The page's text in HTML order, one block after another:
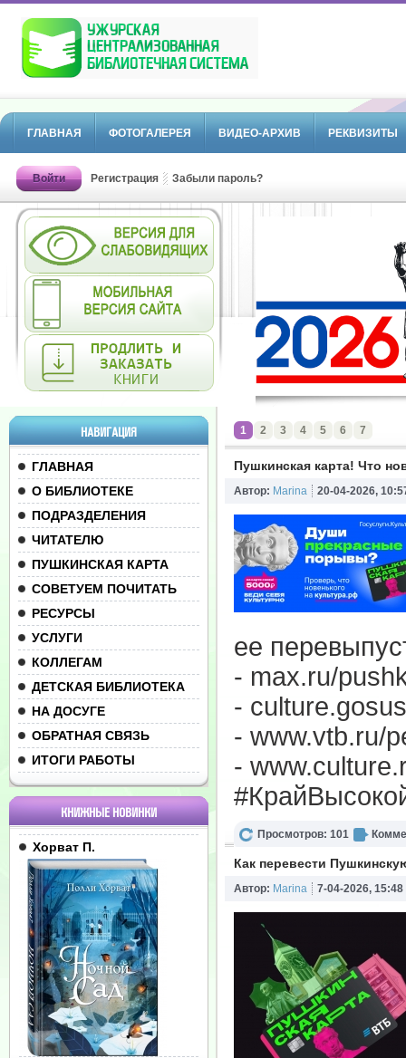
ГЛАВНАЯ ФОТОГАЛЕРЕЯ ВИДЕО-АРХИВ РЕКВИЗИТЫ
Войти Регистрация Забыли пароль?
НАВИГАЦИЯ
ГЛАВНАЯ
О БИБЛИОТЕКЕ
ПОДРАЗДЕЛЕНИЯ
ЧИТАТЕЛЮ
ПУШКИНСКАЯ КАРТА
СОВЕТУЕМ ПОЧИТАТЬ
РЕСУРСЫ
УСЛУГИ
КОЛЛЕГАМ
ДЕТСКАЯ БИБЛИОТЕКА
НА ДОСУГЕ
ОБРАТНАЯ СВЯЗЬ
ИТОГИ РАБОТЫ
КНИЖНЫЕ НОВИНКИ
Хорват П.
1 2 3 4 5 6 7
Пушкинская карта! Что
Автор: Marina 20-04-2026,
ее
- max.ru/
-
- www.vtb.ru/
-
Просмотров: 101
Как перевести
Автор: Marina 7-04-2026, 15:48